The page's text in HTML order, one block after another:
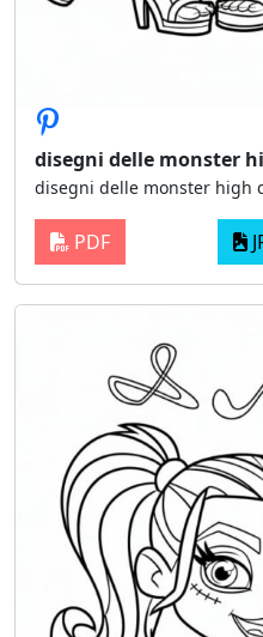
disegni delle monster
disegni delle monster high
PDF